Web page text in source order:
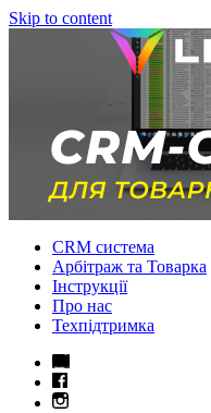
Skip to content
CRM система
Арбітраж та Товарка
Інструкції
Про нас
Техпідтримка